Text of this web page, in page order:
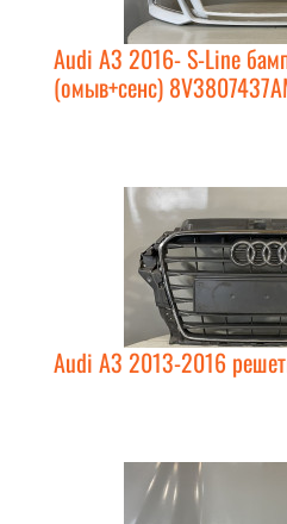
Audi A3 2016- S-Line
(омыв+сенс)
Audi A3 2013-2016